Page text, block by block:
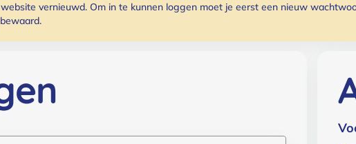
vernieuwd. Om in te kunnen loggen moet je eerst een nieuw